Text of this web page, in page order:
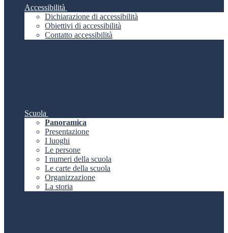
Accessibilità
Dichiarazione di accessibilità
Obiettivi di accessibilità
Contatto accessibilità
Scuola
Panoramica
Presentazione
I luoghi
Le persone
I numeri della scuola
Le carte della scuola
Organizzazione
La storia